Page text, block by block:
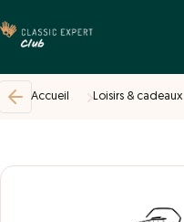
Accueil Loisirs & cadeaux